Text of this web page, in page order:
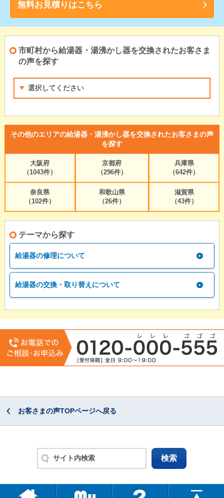
無料お見積りはこちら
市町村から給湯器・湯沸かし器を交換されたお客さま
の声を探す
その他のエリアの給湯器・湯沸かし器を交換されたお客さまの声
を探す
大阪府
（1043件）
京都府
（296件）
兵庫県
（642件）
奈良県
（102件）
和歌山県
（26件）
滋賀県
（43件）
テーマから探す
給湯器の修理について
給湯器の交換・取り替えについて
お客さまの声TOPページへ戻る